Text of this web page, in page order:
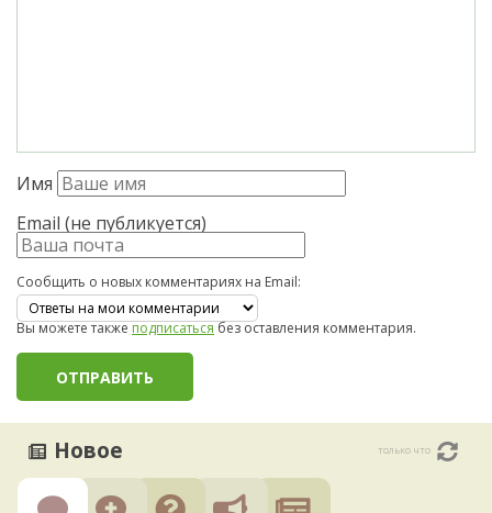
Имя
Email (не публикуется)
Сообщить о новых комментариях на Email:
Вы можете такжеподписатьсябез оставления комментария.
Новое только что